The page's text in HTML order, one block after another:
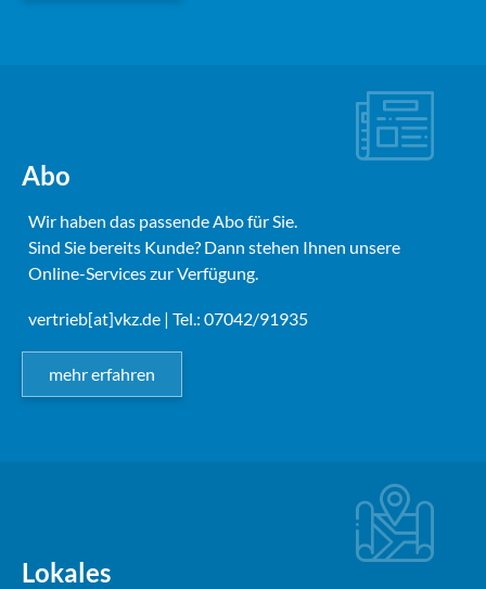
Abo
Wir haben das passende Abo für Sie.
Sind Sie bereits Kunde? Dann stehen Ihnen unsere
Online-Services zur Verfügung.
vertrieb[at]vkz.de | Tel.: 07042/91935
mehr erfahren
Lokales